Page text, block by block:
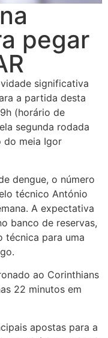
pegar
significativa
a partida desta
(horário de
segunda rodada
do meia Igor
dengue, o número
técnico António
A expectativa
banco de reservas,
técnica para uma
ao Corinthians
22 minutos em
apostas para a